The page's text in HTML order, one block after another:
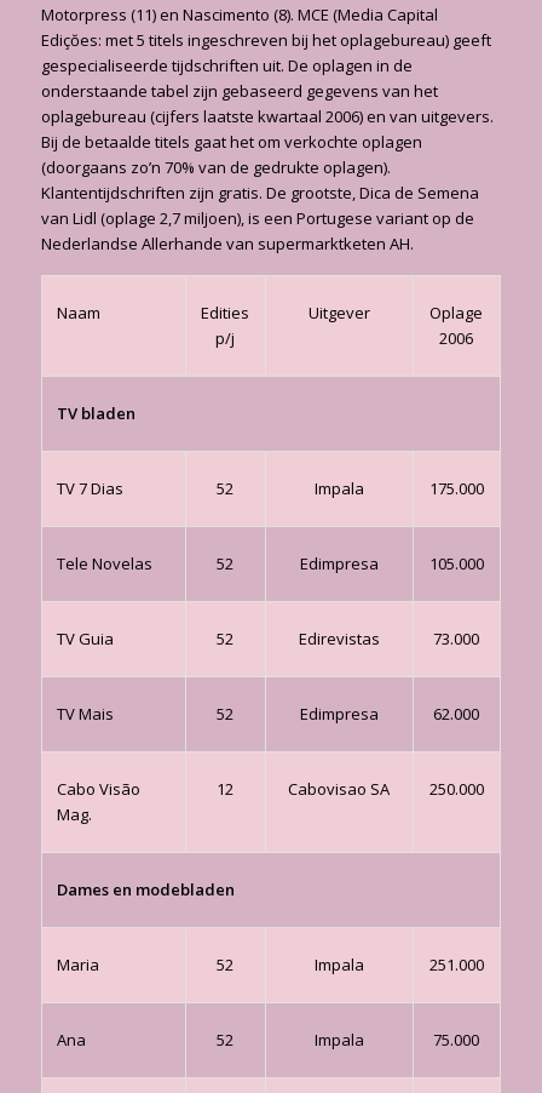
Motorpress (11) en Nascimento (8). MCE (Media Capital
Ediçŏes: met 5 titels ingeschreven bij het oplagebureau) geeft
gespecialiseerde tijdschriften uit. De oplagen in de
onderstaande tabel zijn gebaseerd gegevens van het
oplagebureau (cijfers laatste kwartaal 2006) en van uitgevers.
Bij de betaalde titels gaat het om verkochte oplagen
(doorgaans zo’n 70% van de gedrukte oplagen).
Klantentijdschriften zijn gratis. De grootste, Dica de Semena
van Lidl (oplage 2,7 miljoen), is een Portugese variant op de
Nederlandse Allerhande van supermarktketen AH.
Naam
Edities
p/j
Uitgever
Oplage
2006
TV bladen
TV 7 Dias 52 Impala 175.000
Tele Novelas 52 Edimpresa 105.000
TV Guia 52 Edirevistas 73.000
TV Mais 52 Edimpresa 62.000
Cabo Visão
Mag.
12 Cabovisao SA 250.000
Dames en modebladen
Maria 52 Impala 251.000
Ana 52 Impala 75.000